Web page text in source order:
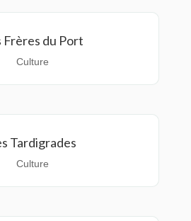
Frères du Port
Culture
Tardigrades
Culture